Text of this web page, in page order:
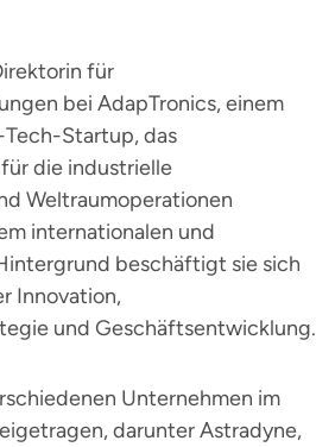
für
bei AdapTronics, einem
Startup, das
die industrielle
Weltraumoperationen
internationalen und
beschäftigt sie sich
Innovation,
und Geschäftsentwicklung.
Unternehmen im
darunter Astradyne,